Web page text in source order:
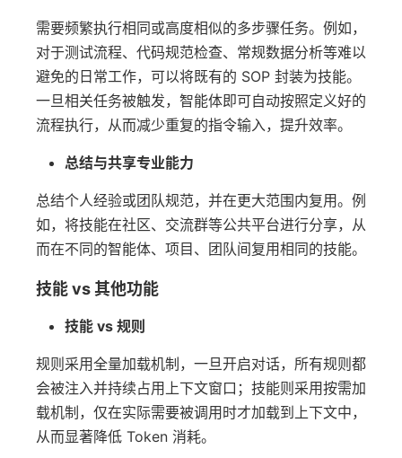
需要频繁执行相同或高度相似的多步骤任务。例如，
对于测试流程、代码规范检查、常规数据分析等难以
避免的日常工作，可以将既有的 SOP 封装为技能。
一旦相关任务被触发，智能体即可自动按照定义好的
流程执行，从而减少重复的指令输入，提升效率。
总结与共享专业能力
总结个人经验或团队规范，并在更大范围内复用。例
如，将技能在社区、交流群等公共平台进行分享，从
而在不同的智能体、项目、团队间复用相同的技能。
技能 vs 其他功能
技能 vs 规则
规则采用全量加载机制，一旦开启对话，所有规则都
会被注入并持续占用上下文窗口；技能则采用按需加
载机制，仅在实际需要被调用时才加载到上下文中，
从而显著降低 Token 消耗。